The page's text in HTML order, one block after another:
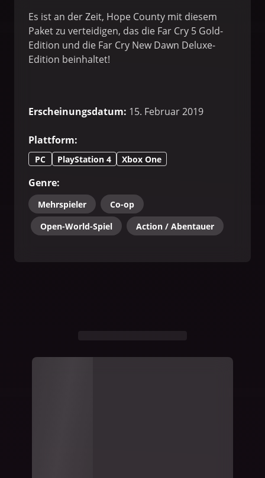
Es ist an der Zeit, Hope County mit diesem
Paket zu verteidigen, das die Far Cry 5 Gold-
Edition und die Far Cry New Dawn Deluxe-
Edition beinhaltet!
Erscheinungsdatum: 15. Februar 2019
Plattform:
PC PlayStation 4 Xbox One
Genre:
Mehrspieler
Co-op
Open-World-Spiel
Action / Abentauer